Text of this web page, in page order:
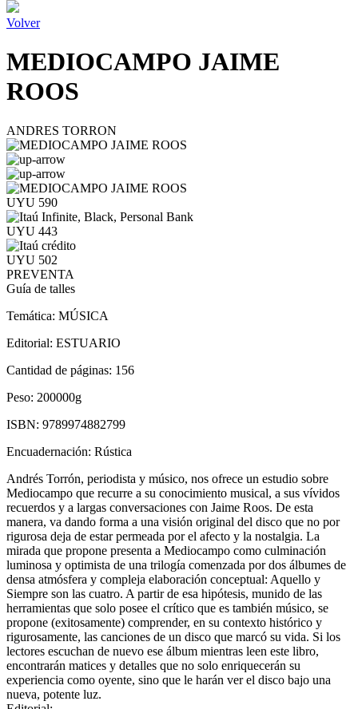
Volver
MEDIOCAMPO JAIME
ROOS
ANDRES TORRON
UYU 590
UYU 443
UYU 502
PREVENTA
Guía de talles
Temática: MÚSICA
Editorial: ESTUARIO
Cantidad de páginas: 156
Peso: 200000g
ISBN: 9789974882799
Encuadernación: Rústica
Andrés Torrón, periodista y músico, nos ofrece un estudio sobre
Mediocampo que recurre a su conocimiento musical, a sus vívidos
recuerdos y a largas conversaciones con Jaime Roos. De esta
manera, va dando forma a una visión original del disco que no por
rigurosa deja de estar permeada por el afecto y la nostalgia. La
mirada que propone presenta a Mediocampo como culminación
luminosa y optimista de una trilogía comenzada por dos álbumes de
densa atmósfera y compleja elaboración conceptual: Aquello y
Siempre son las cuatro. A partir de esa hipótesis, munido de las
herramientas que solo posee el crítico que es también músico, se
propone (exitosamente) comprender, en su contexto histórico y
rigurosamente, las canciones de un disco que marcó su vida. Si los
lectores escuchan de nuevo ese álbum mientras leen este libro,
encontrarán matices y detalles que no solo enriquecerán su
experiencia como oyente, sino que le harán ver el disco bajo una
nueva, potente luz.